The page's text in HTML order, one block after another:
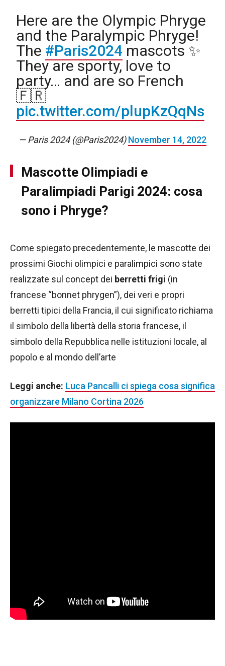
Here are the Olympic Phryge
and the Paralympic Phryge!
The #Paris2024 mascots ✨
They are sporty, love to
party… and are so French
🇫🇷
pic.twitter.com/plupKzQqNs
— Paris 2024 (@Paris2024)November 14, 2022
Mascotte Olimpiadi e
Paralimpiadi Parigi 2024: cosa
sono i Phryge?
Come spiegato precedentemente, le mascotte dei
prossimi Giochi olimpici e paralimpici sono state
realizzate sul concept dei berretti frigi (in
francese “bonnet phrygen”), dei veri e propri
berretti tipici della Francia, il cui significato richiama
il simbolo della libertà della storia francese, il
simbolo della Repubblica nelle istituzioni locale, al
popolo e al mondo dell’arte
Leggi anche: Luca Pancalli ci spiega cosa significa
organizzare Milano Cortina 2026